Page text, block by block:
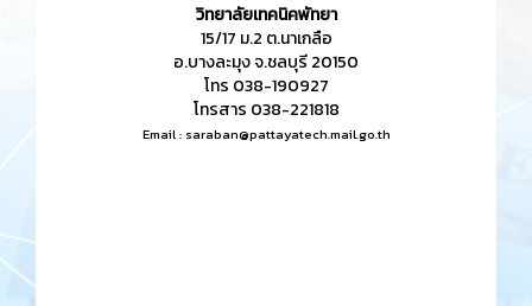
วิทยาลัยเทคนิคพัทยา
15/17 ม.2 ต.นาเกลือ
อ.บางละมุง จ.ชลบุรี 20150
โทร 038-190927
โทรสาร 038-221818
Email : saraban@pattayatech.mail.go.th